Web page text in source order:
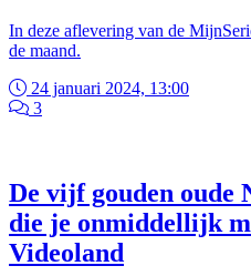
In deze aflevering van de
de maand.
24 januari 2024, 13:00
3
De vijf gouden oude
die je onmiddellijk
Videoland